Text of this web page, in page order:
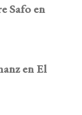
Safo en
en El